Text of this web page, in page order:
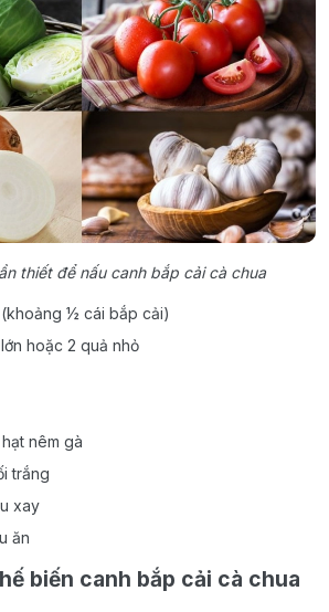
thiết để nấu canh bắp cải cà chua
½ cái bắp cải)
hoặc 2 quả nhỏ
nêm gà
trắng
xay
ăn
biến canh bắp cải cà chua